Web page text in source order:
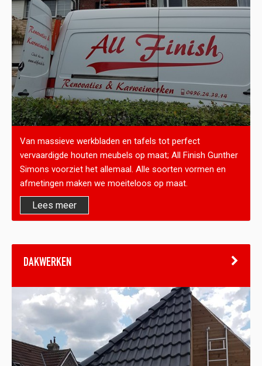
Van massieve werkbladen en tafels tot perfect
vervaardigde houten meubels op maat; All Finish Gunther
Simons voorziet het allemaal. Alle soorten vormen en
afmetingen maken we moeiteloos op maat.
Lees meer
DAKWERKEN